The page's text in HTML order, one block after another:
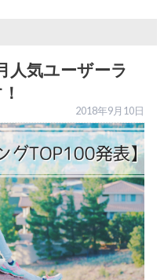
人気ユーザーラ
2018年9月10日